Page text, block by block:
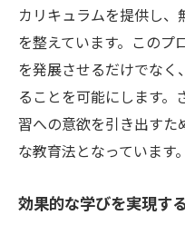
カリキュラムを提供し
を整えています。このプ
を発展させるだけでな
ることを可能にします。
習への意欲を引き出すた
な教育法となっています。
効果的な学びを実現す